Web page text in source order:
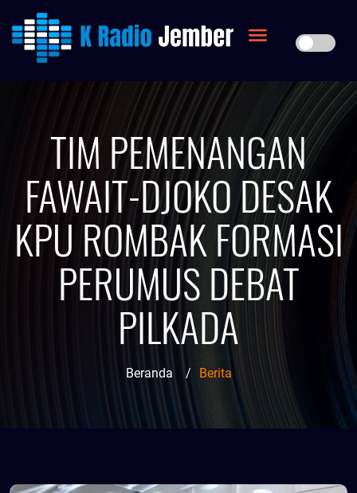
TIM PEMENANGAN
FAWAIT-DJOKO DESAK
KPU ROMBAK FORMASI
PERUMUS DEBAT
PILKADA
Beranda / Berita